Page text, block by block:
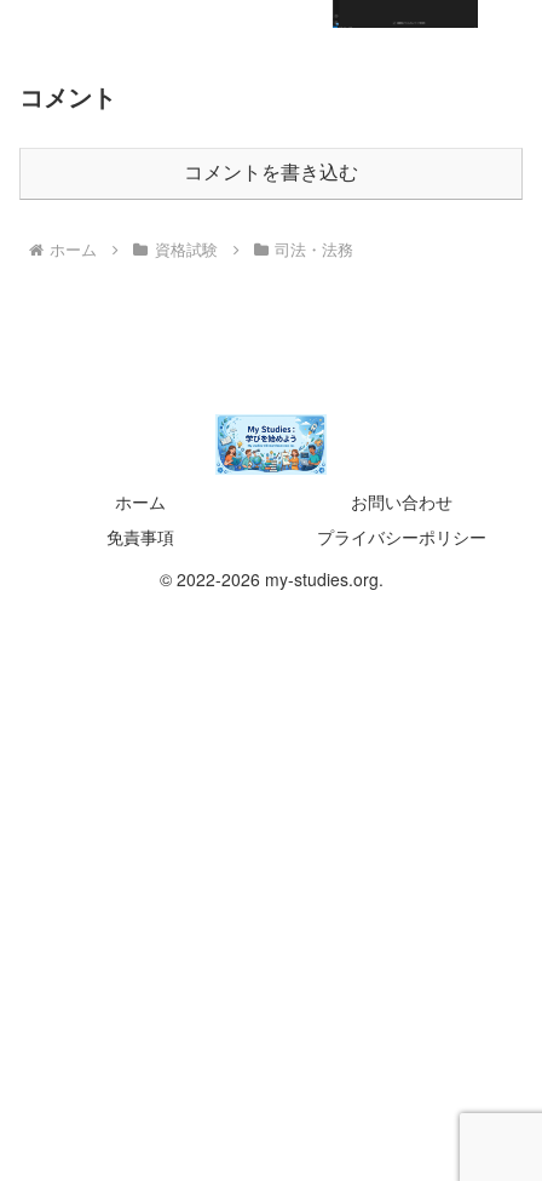
コメント
コメントを書き込む
ホーム 資格試験 司法・法務
ホーム
お問い合わせ
免責事項
プライバシーポリシー
© 2022-2026 my-studies.org.